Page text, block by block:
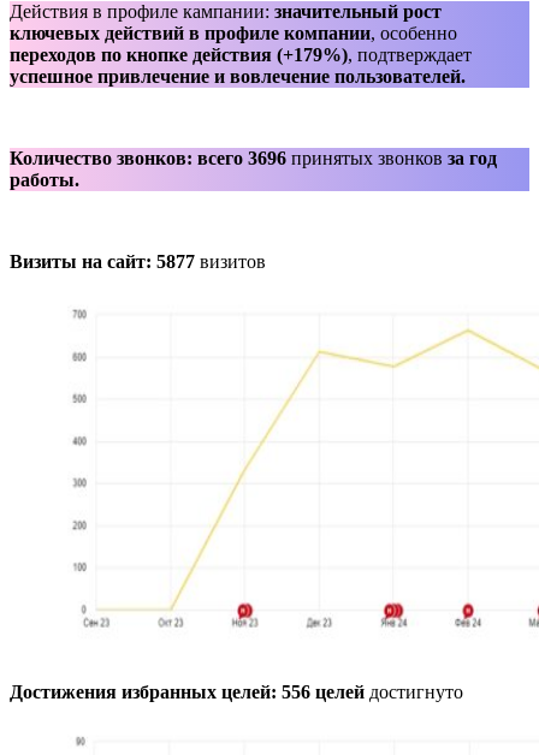
Действия в профиле кампании: значительный рост
ключевых действий в профиле компании, особенно
переходов по кнопке действия (+179%), подтверждает
успешное привлечение и вовлечение пользователей.
Количество звонков: всего 3696 принятых звонков за год
работы.
Визиты на сайт: 5877 визитов
Достижения избранных целей: 556 целей достигнуто